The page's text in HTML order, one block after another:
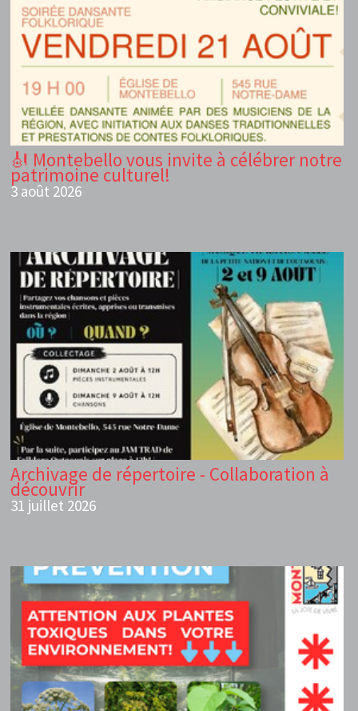
🎻 Montebello vous invite à célébrer notre
patrimoine culturel!
3 août 2026
Archivage de répertoire - Collaboration à
découvrir
31 juillet 2026